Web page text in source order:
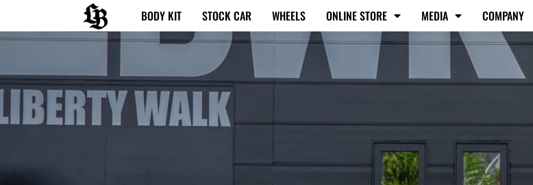
を
キ
ッ
BODY KIT STOCK CAR WHEELS ONLINE STORE MEDIA COMPANY